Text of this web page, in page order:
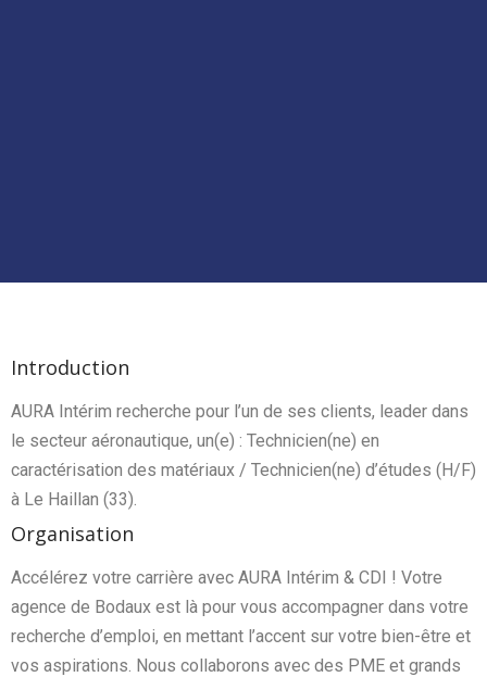
Introduction
AURA Intérim recherche pour l’un de ses clients, leader dans
le secteur aéronautique, un(e) : Technicien(ne) en
caractérisation des matériaux / Technicien(ne) d’études (H/F)
à Le Haillan (33).
Organisation
Accélérez votre carrière avec AURA Intérim & CDI ! Votre
agence de Bodaux est là pour vous accompagner dans votre
recherche d’emploi, en mettant l’accent sur votre bien-être et
vos aspirations. Nous collaborons avec des PME et grands